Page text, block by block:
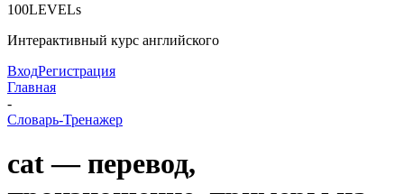
100LEVELs
Интерактивный курс английского
ВходРегистрация
Главная
-
Словарь-Тренажер
cat — перевод,